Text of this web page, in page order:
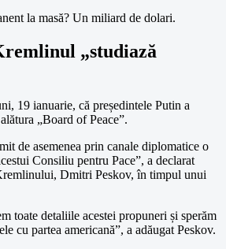
la masă? Un miliard de dolari.
„studiază
19 ianuarie, că președintele Putin a
„Board of Peace”.
de asemenea prin canale diplomatice o
Consiliu pentru Pace”, a declarat
Dmitri Peskov, în timpul unui
toate detaliile acestei propuneri și sperăm
cu partea americană”, a adăugat Peskov.